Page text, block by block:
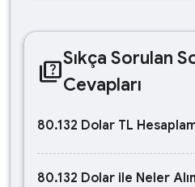
quizSıkça Sorulan
Cevapları
80.132 Dolar TL
80.132 Dolar ile Neler